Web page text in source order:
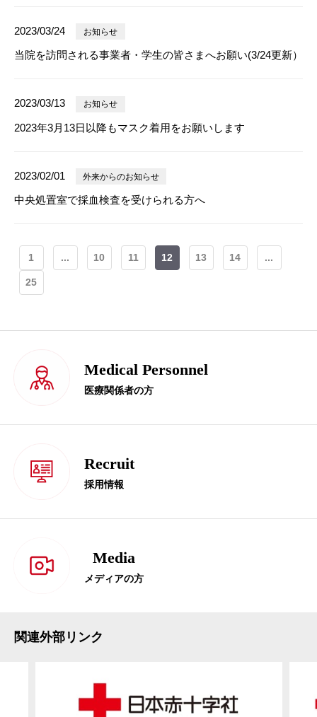
2023/03/24 お知らせ
当院を訪問される事業者・学生の皆さまへお願い(3/24更新）
2023/03/13 お知らせ
2023年3月13日以降もマスク着用をお願いします
2023/02/01 外来からのお知らせ
中央処置室で採血検査を受けられる方へ
1 ... 10 11 12 13 14 ...
25
Medical Personnel
医療関係者の方
Recruit
採用情報
Media
メディアの方
関連外部リンク